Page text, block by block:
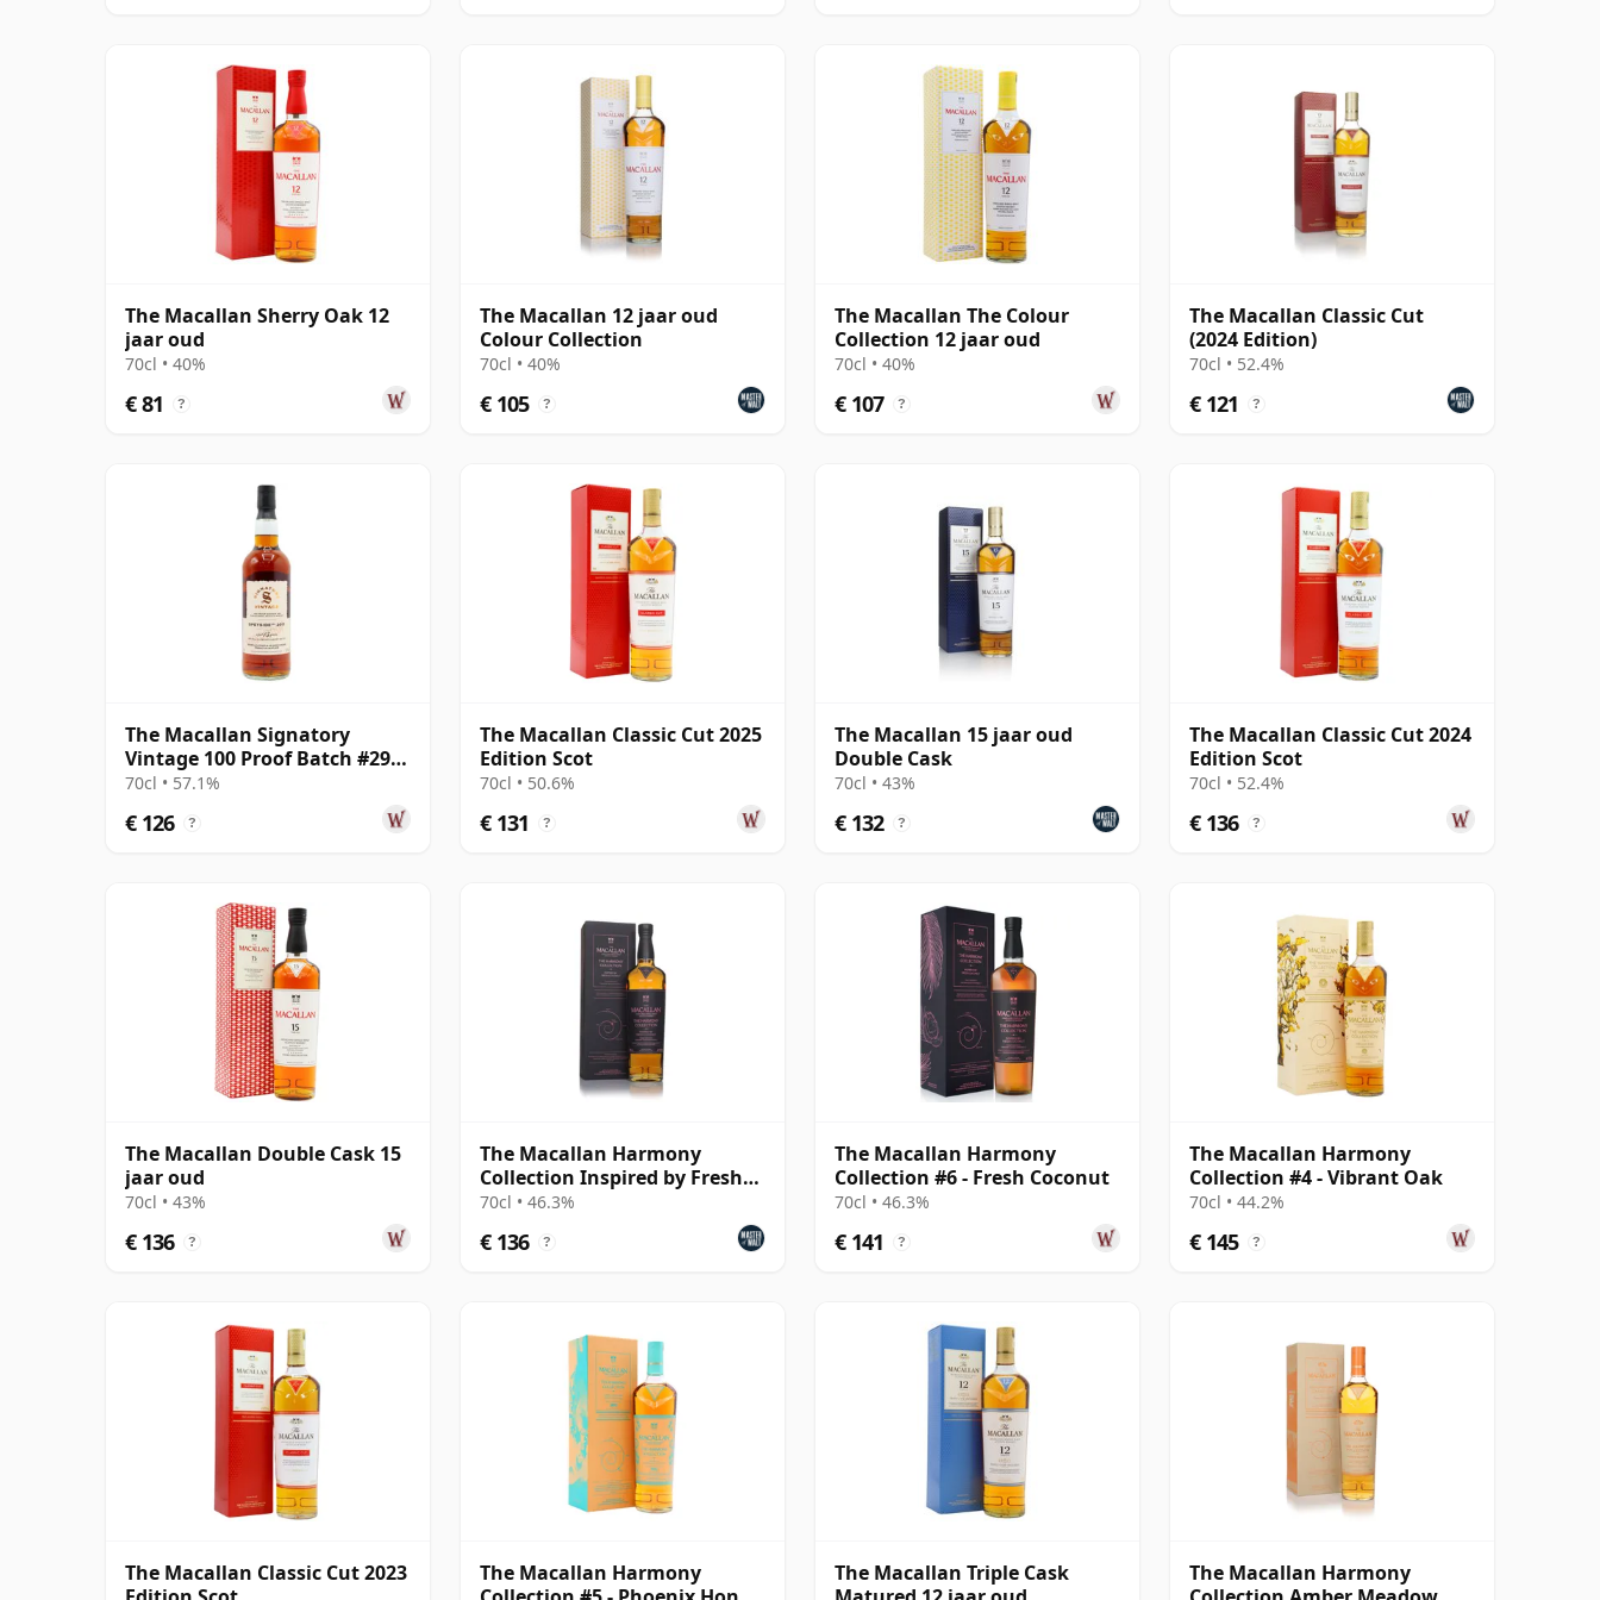
The Macallan Sherry Oak 12
jaar oud
70cl • 40%
€ 81 ?
The Macallan 12 jaar oud
Colour Collection
70cl • 40%
€ 105 ?
The Macallan The Colour
Collection 12 jaar oud
70cl • 40%
€ 107 ?
The Macallan Classic Cut
(2024 Edition)
70cl • 52.4%
€ 121 ?
The Macallan Signatory
Vintage 100 Proof Batch #29
Single Malt 2011 13 jaar oud
70cl • 57.1%
€ 126 ?
The Macallan Classic Cut 2025
Edition Scot
70cl • 50.6%
€ 131 ?
The Macallan 15 jaar oud
Double Cask
70cl • 43%
€ 132 ?
The Macallan Classic Cut 2024
Edition Scot
70cl • 52.4%
€ 136 ?
The Macallan Double Cask 15
jaar oud
70cl • 43%
€ 136 ?
The Macallan Harmony
Collection Inspired by Fresh
Coconut
70cl • 46.3%
€ 136 ?
The Macallan Harmony
Collection #6 - Fresh Coconut
70cl • 46.3%
€ 141 ?
The Macallan Harmony
Collection #4 - Vibrant Oak
70cl • 44.2%
€ 145 ?
The Macallan Classic Cut 2023
The Macallan Harmony
The Macallan Triple Cask
The Macallan Harmony